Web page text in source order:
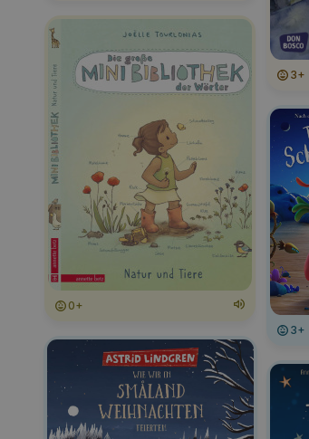
0+
3+
3+